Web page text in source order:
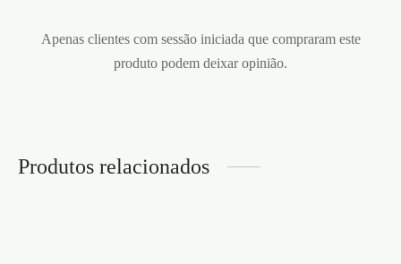
Apenas clientes com sessão iniciada que compraram este
produto podem deixar opinião.
Produtos relacionados